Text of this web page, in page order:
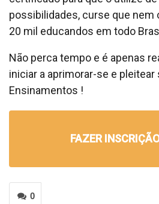
possibilidades, curse que nem
20 mil educandos em todo
Não perca tempo e é apenas
iniciar a aprimorar-se e
Ensinamentos !
FAZER
0